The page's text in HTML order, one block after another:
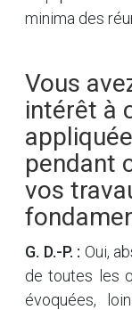
minima des
Vous
intérêt à
pendant
vos
G. D.-P. : Oui,
de toutes les
évoquées,